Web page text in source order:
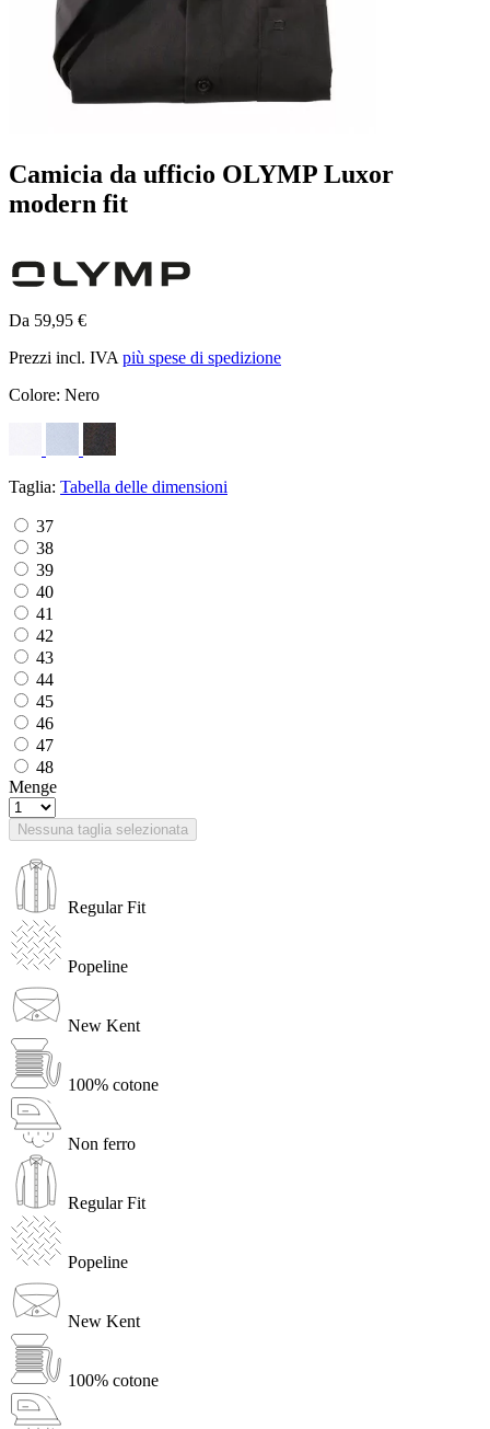
Camicia da ufficio OLYMP Luxor
modern fit
Da 59,95 €
Prezzi incl. IVA più spese di spedizione
Colore: Nero
Taglia: Tabella delle dimensioni
37
38
39
40
41
42
43
44
45
46
47
48
Menge
Nessuna taglia selezionata
Regular Fit
Popeline
New Kent
100% cotone
Non ferro
Regular Fit
Popeline
New Kent
100% cotone